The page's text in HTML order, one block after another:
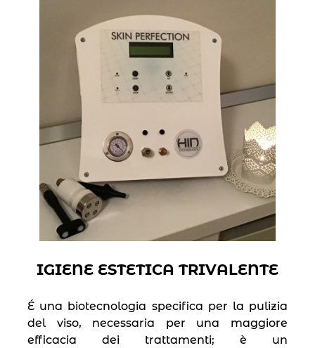
IGIENE ESTETICA TRIVALENTE
É una biotecnologia specifica per la pulizia
del viso, necessaria per una maggiore
efficacia dei trattamenti; è un